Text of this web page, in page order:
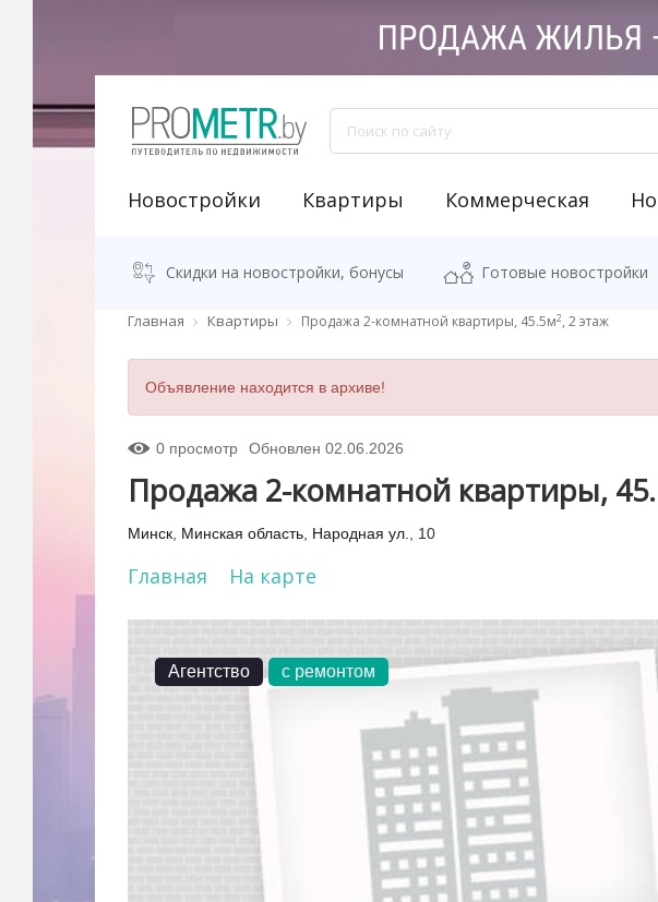
Новостройки Квартиры Коммерческая
Скидки на новостройки, бонусы Готовые новостройки
Главная Квартиры Продажа 2-комнатной квартиры, 45.5м2, 2 этаж
Объявление находится в архиве!
0 просмотр Обновлен 02.06.2026
Продажа 2-комнатной квартиры,
Минск Минская область Народная ул. , 10
Главная На карте
Агентство с ремонтом